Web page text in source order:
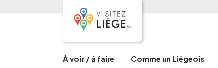
À voir / à faire Comme un Liégeois